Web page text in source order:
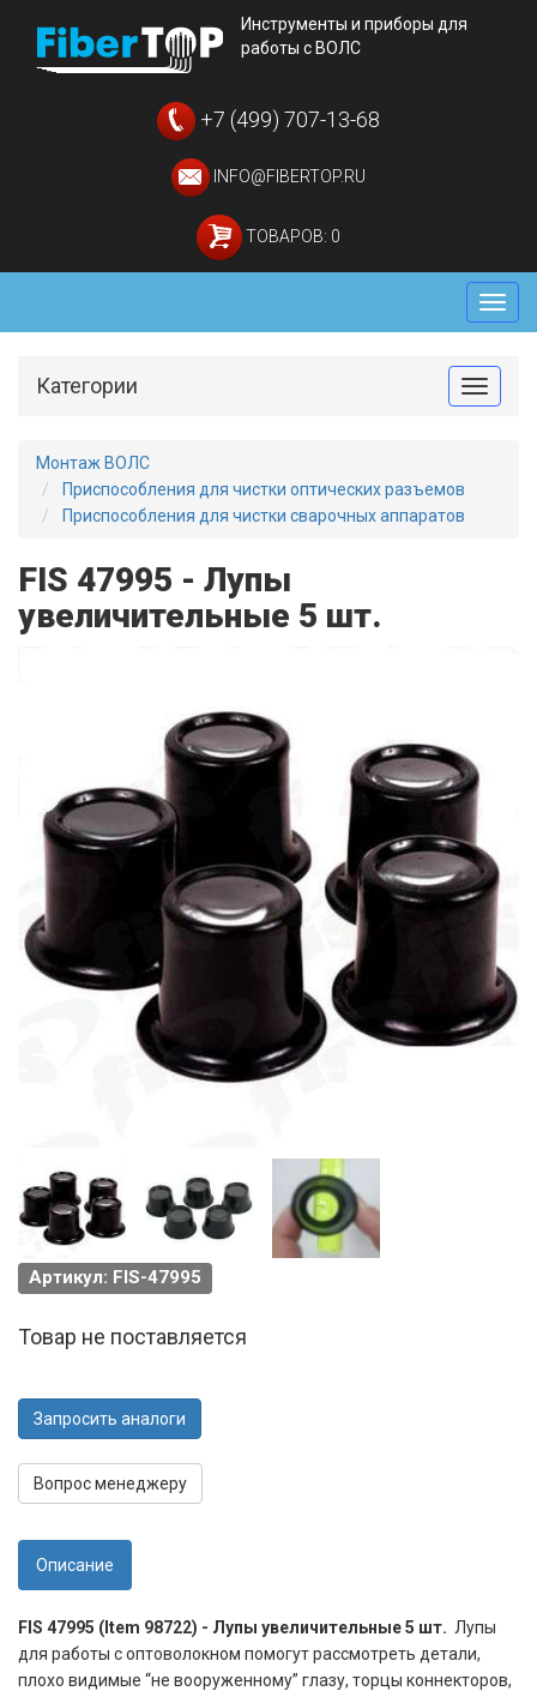
Инструменты и приборы для
работы с ВОЛС
+7 (499) 707-13-68
INFO@FIBERTOP.RU
ТОВАРОВ: 0
Меню
Toggle
Категории
Монтаж ВОЛС
Приспособления для чистки оптических разъемов
Приспособления для чистки сварочных аппаратов
FIS 47995 - Лупы
увеличительные 5 шт.
Артикул: FIS-47995
Товар не поставляется
Запросить аналоги
Вопрос менеджеру
Описание
FIS 47995 (Item 98722) - Лупы увеличительные 5 шт. Лупы
для работы с оптоволокном помогут рассмотреть детали,
плохо видимые “не вооруженному” глазу, торцы коннекторов,